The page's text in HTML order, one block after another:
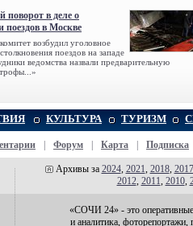
поворот в деле о
поездов в Москве
возбудил уголовное
поездов на западе
ведомства назвали предварительную
КУЛЬТУРА ТУРИЗМ
Форум Карта Подписка
Архивы за 2024, 2021, 2018, 2017
2012, 2011, 2010,
«СОЧИ 24» - это
и аналитика, фоторепортажи,